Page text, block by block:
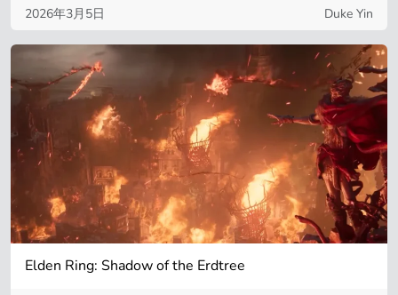
2026年3月5日 Duke Yin
Elden Ring: Shadow of the Erdtree